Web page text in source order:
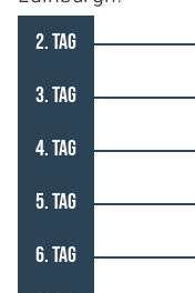
2. TAG
3. TAG
4. TAG
5. TAG
6. TAG